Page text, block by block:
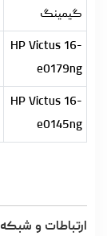
گیمینگ
HP Victus 16-
e0179ng
HP Victus 16-
e0145ng
ارتباطات و شبکه